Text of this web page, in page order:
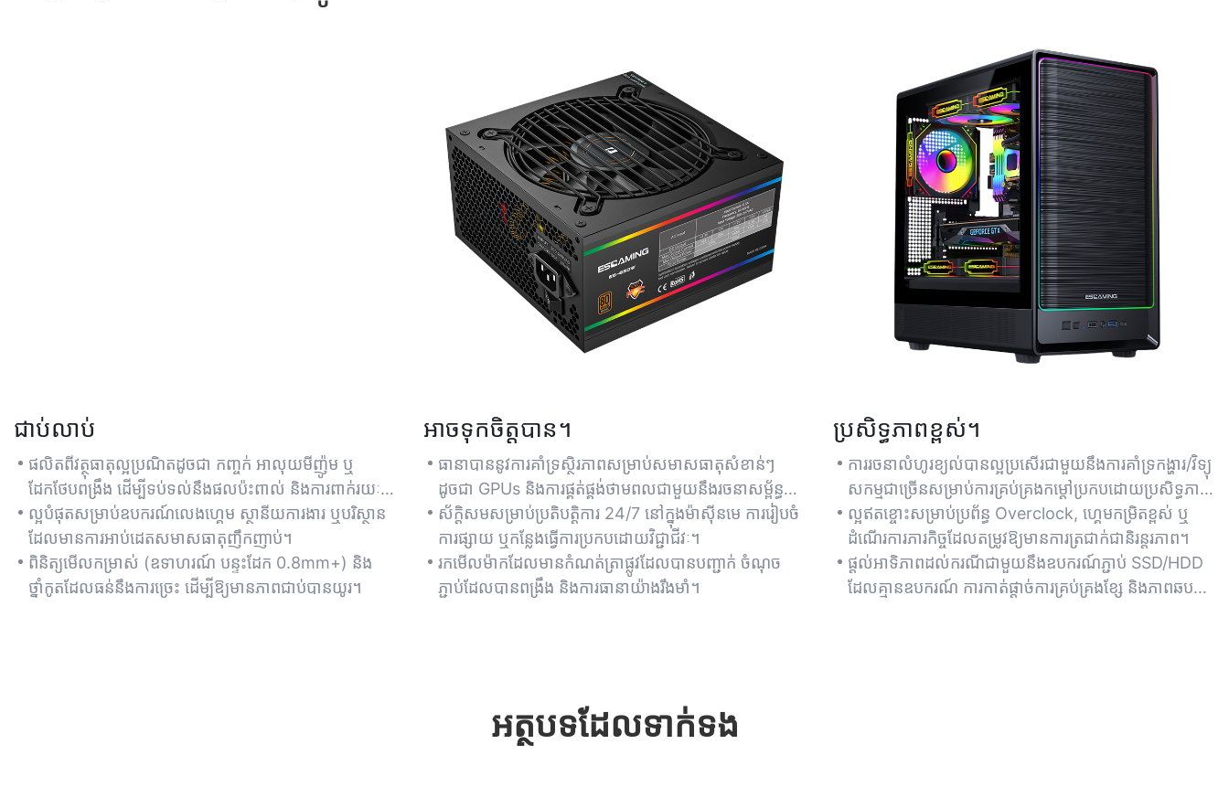
ជាប់លាប់
ផលិតពីវត្ថុធាតុល្អប្រណិតដូចជា កញ្ចក់ អាលុយមីញ៉ូម ឬ
ដែកថែបពង្រឹង ដើម្បីទប់ទល់នឹងផលប៉ះពាល់ និងការពាក់រយៈ
ពេលវែង។
ល្អបំផុតសម្រាប់ឧបករណ៍លេងហ្គេម ស្ថានីយការងារ ឬបរិស្ថាន
ដែលមានការអាប់ដេតសមាសធាតុញឹកញាប់។
ពិនិត្យមើលកម្រាស់ (ឧទាហរណ៍ បន្ទះដែក 0.8mm+) និង
ថ្នាំកូតដែលធន់នឹងការច្រេះ ដើម្បីឱ្យមានភាពជាប់បានយូរ។
អាចទុកចិត្តបាន។
ធានាបាននូវការគាំទ្រស្ថិរភាពសម្រាប់សមាសធាតុសំខាន់ៗ
ដូចជា GPUs និងការផ្គត់ផ្គង់ថាមពលជាមួយនឹងរចនាសម្ព័ន្ធ
ខាងក្នុងដ៏រឹងមាំ។
ស័ក្តិសមសម្រាប់ប្រតិបត្តិការ 24/7 នៅក្នុងម៉ាស៊ីនមេ ការរៀបចំ
ការផ្សាយ ឬកន្លែងធ្វើការប្រកបដោយវិជ្ជាជីវៈ។
រកមើលម៉ាកដែលមានកំណត់ត្រាផ្លូវដែលបានបញ្ជាក់ ចំណុច
ភ្ជាប់ដែលបានពង្រឹង និងការធានាយ៉ាងរឹងមាំ។
ប្រសិទ្ធភាពខ្ពស់។
ការរចនាលំហូរខ្យល់បានល្អប្រសើរជាមួយនឹងការគាំទ្រកង្ហារ/វិទ្យុ
សកម្មជាច្រើនសម្រាប់ការគ្រប់គ្រងកម្ដៅប្រកបដោយប្រសិទ្ធភាព
អំឡុងពេលមានបន្ទុកការងារខ្លាំង។
ល្អឥតខ្ចោះសម្រាប់ប្រព័ន្ធ Overclock, ហ្គេមកម្រិតខ្ពស់ ឬ
ដំណើរការភារកិច្ចដែលតម្រូវឱ្យមានការត្រជាក់ជានិរន្តរភាព។
ផ្តល់អាទិភាពដល់ករណីជាមួយនឹងឧបករណ៍ភ្ជាប់ SSD/HDD
ដែលគ្មានឧបករណ៍ ការកាត់ផ្តាច់ការគ្រប់គ្រងខ្សែ និងភាពឆបគ្នា
អត្ថបទ​ដែល​ទាក់ទង